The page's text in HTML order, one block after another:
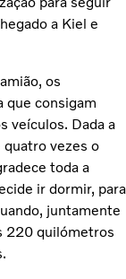
a Kiel e
os
que consigam
veículos. Dada a
quatro vezes o
toda a
ir dormir, para
juntamente
220 quilómetros